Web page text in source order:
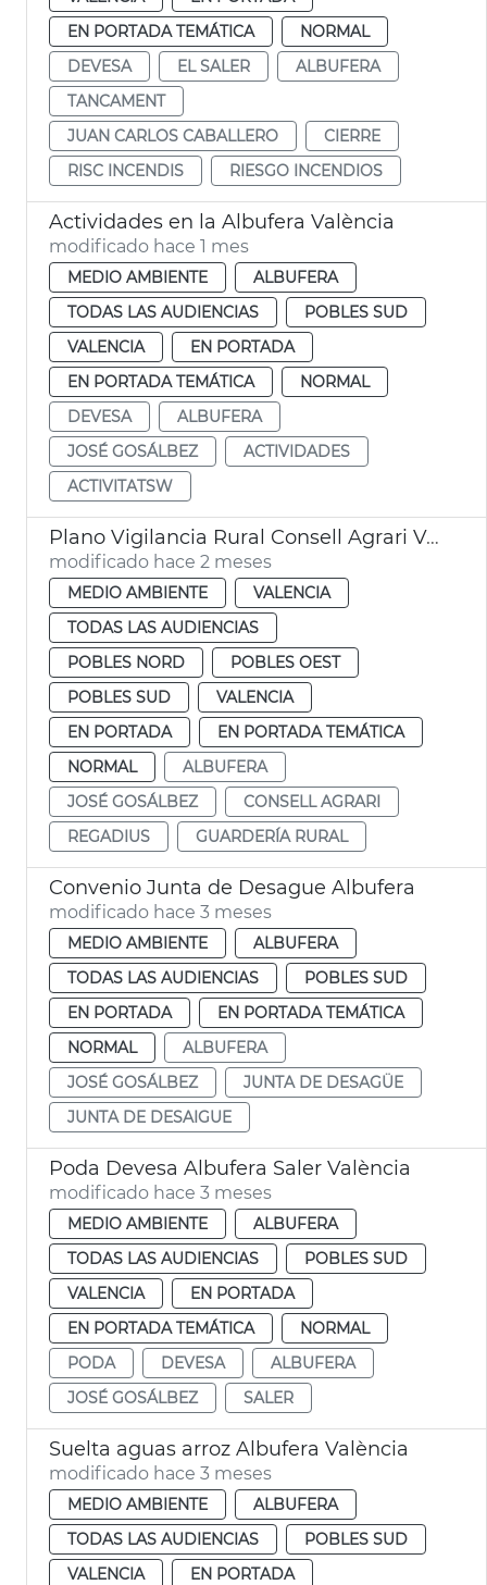
EN PORTADA TEMÁTICA
NORMAL
DEVESA
EL SALER
ALBUFERA
TANCAMENT
JUAN CARLOS CABALLERO
CIERRE
RISC INCENDIS
RIESGO INCENDIOS
Actividades en la Albufera València
modificado hace 1 mes
MEDIO AMBIENTE
ALBUFERA
TODAS LAS AUDIENCIAS
POBLES SUD
VALENCIA
EN PORTADA
EN PORTADA TEMÁTICA
NORMAL
DEVESA
ALBUFERA
JOSÉ GOSÁLBEZ
ACTIVIDADES
ACTIVITATSW
Plano Vigilancia Rural Consell Agrari València
modificado hace 2 meses
MEDIO AMBIENTE
VALENCIA
TODAS LAS AUDIENCIAS
POBLES NORD
POBLES OEST
POBLES SUD
VALENCIA
EN PORTADA
EN PORTADA TEMÁTICA
NORMAL
ALBUFERA
JOSÉ GOSÁLBEZ
CONSELL AGRARI
REGADIUS
GUARDERÍA RURAL
Convenio Junta de Desague Albufera
modificado hace 3 meses
MEDIO AMBIENTE
ALBUFERA
TODAS LAS AUDIENCIAS
POBLES SUD
EN PORTADA
EN PORTADA TEMÁTICA
NORMAL
ALBUFERA
JOSÉ GOSÁLBEZ
JUNTA DE DESAGÜE
JUNTA DE DESAIGUE
Poda Devesa Albufera Saler València
modificado hace 3 meses
MEDIO AMBIENTE
ALBUFERA
TODAS LAS AUDIENCIAS
POBLES SUD
VALENCIA
EN PORTADA
EN PORTADA TEMÁTICA
NORMAL
PODA
DEVESA
ALBUFERA
JOSÉ GOSÁLBEZ
SALER
Suelta aguas arroz Albufera València
modificado hace 3 meses
MEDIO AMBIENTE
ALBUFERA
TODAS LAS AUDIENCIAS
POBLES SUD
VALENCIA
EN PORTADA